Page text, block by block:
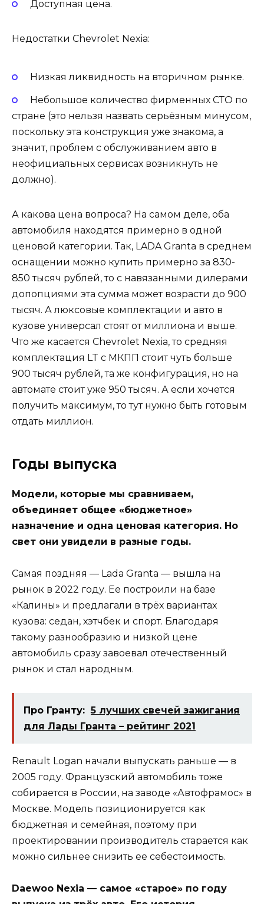
Доступная цена.
Недостатки Chevrolet Nexia:
Низкая ликвидность на вторичном рынке.
Небольшое количество фирменных СТО по
стране (это нельзя назвать серьёзным минусом,
поскольку эта конструкция уже знакома, а
значит, проблем с обслуживанием авто в
неофициальных сервисах возникнуть не
должно).
А какова цена вопроса? На самом деле, оба
автомобиля находятся примерно в одной
ценовой категории. Так, LADA Granta в среднем
оснащении можно купить примерно за 830-
850 тысяч рублей, то с навязанными дилерами
допопциями эта сумма может возрасти до 900
тысяч. А люксовые комплектации и авто в
кузове универсал стоят от миллиона и выше.
Что же касается Chevrolet Nexia, то средняя
комплектация LT с МКПП стоит чуть больше
900 тысяч рублей, та же конфигурация, но на
автомате стоит уже 950 тысяч. А если хочется
получить максимум, то тут нужно быть готовым
отдать миллион.
Годы выпуска
Модели, которые мы сравниваем,
объединяет общее «бюджетное»
назначение и одна ценовая категория. Но
свет они увидели в разные годы.
Самая поздняя — Lada Granta — вышла на
рынок в 2022 году. Ее построили на базе
«Калины» и предлагали в трёх вариантах
кузова: седан, хэтчбек и спорт. Благодаря
такому разнообразию и низкой цене
автомобиль сразу завоевал отечественный
рынок и стал народным.
Про Гранту: 5 лучших свечей зажигания
для Лады Гранта – рейтинг 2021
Renault Logan начали выпускать раньше — в
2005 году. Французский автомобиль тоже
собирается в России, на заводе «Автофрамос» в
Москве. Модель позиционируется как
бюджетная и семейная, поэтому при
проектировании производитель старается как
можно сильнее снизить ее себестоимость.
Daewoo Nexia — самое «старое» по году